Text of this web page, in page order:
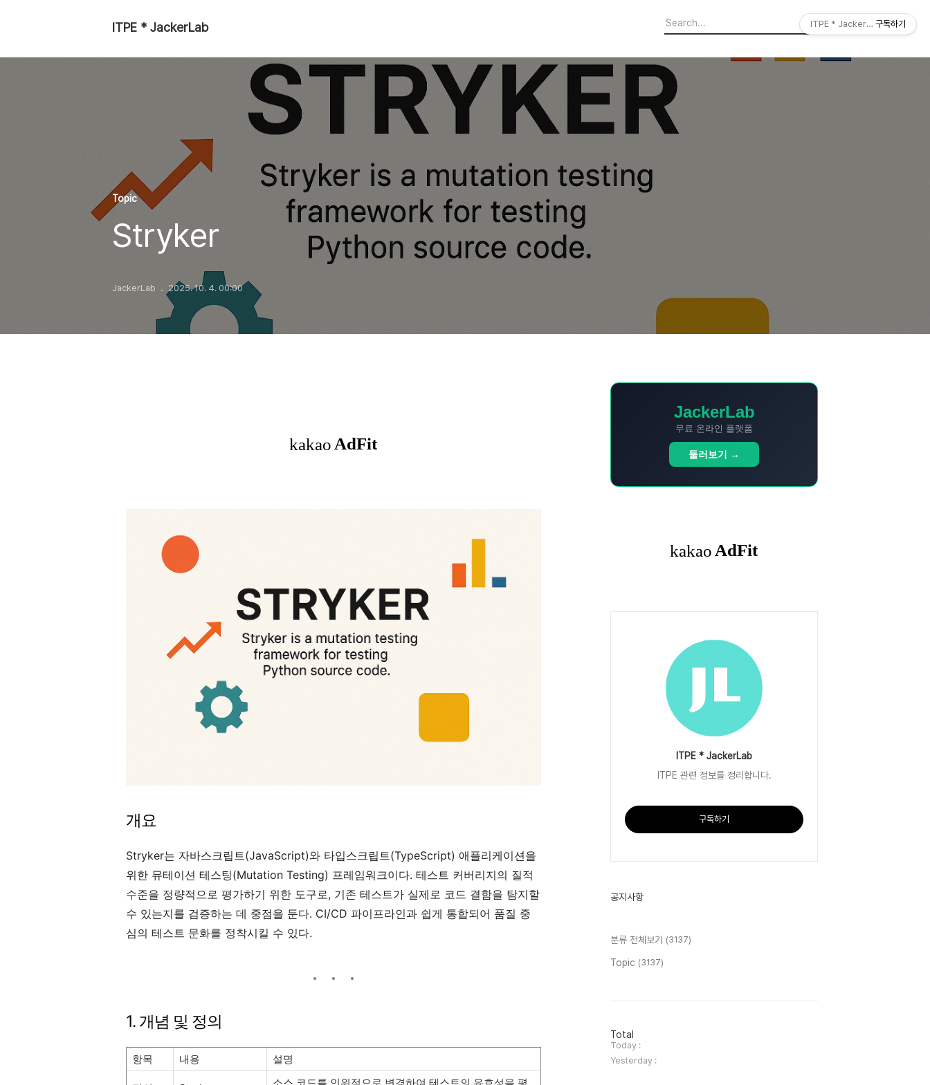
ITPE * JackerLab
Topic
Stryker
JackerLab 2025. 10. 4. 00:00
개요
Stryker는 자바스크립트(JavaScript)와 타입스크립트(TypeScript) 애플리케이션을
위한 뮤테이션 테스팅(Mutation Testing) 프레임워크이다. 테스트 커버리지의 질적
수준을 정량적으로 평가하기 위한 도구로, 기존 테스트가 실제로 코드 결함을 탐지할
수 있는지를 검증하는 데 중점을 둔다. CI/CD 파이프라인과 쉽게 통합되어 품질 중
심의 테스트 문화를 정착시킬 수 있다.
1. 개념 및 정의
항목 내용 설명
JackerLab
무료 온라인 플랫폼
둘러보기 →
ITPE * JackerLab
ITPE 관련 정보를 정리합니다.
구독하기
공지사항
분류 전체보기 (3137)
Topic (3137)
방
문
자
수
Total
Today :
Yesterday :
ITPE * JackerLab구독하기